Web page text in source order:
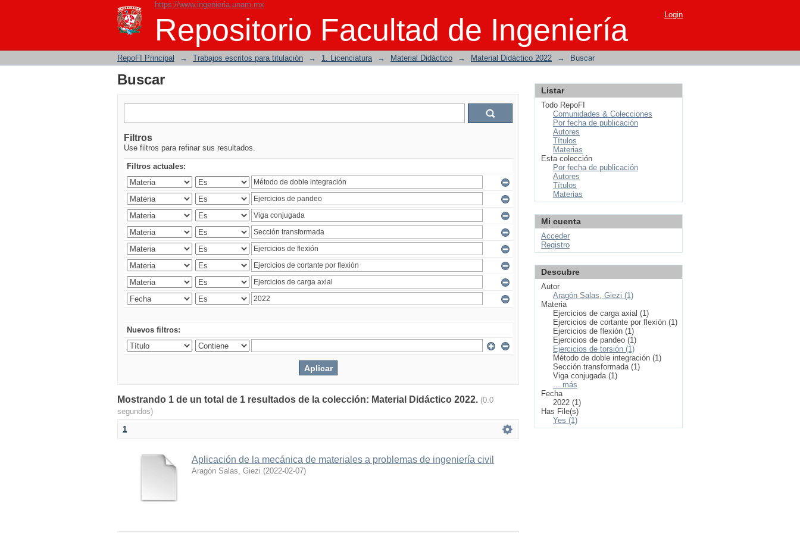
https://www.ingenieria.unam.mx
Repositorio Facultad de Ingeniería
Buscar Login
RepoFI Principal → Trabajos escritos para titulación → 1. Licenciatura → Material Didáctico → Material Didáctico 2022 → Buscar
Buscar
Filtros
Use filtros para refinar sus resultados.
Filtros actuales:
Nuevos filtros:
Mostrando 1 de un total de 1 resultados de la colección: Material Didáctico 2022. (0.0
segundos)
1
Aplicación de la mecánica de materiales a problemas de ingeniería civil
Aragón Salas, Giezi (2022-02-07)
Listar
Todo RepoFI
Comunidades & Colecciones
Por fecha de publicación
Autores
Títulos
Materias
Esta colección
Por fecha de publicación
Autores
Títulos
Materias
Mi cuenta
Acceder
Registro
Descubre
Autor
Aragón Salas, Giezi (1)
Materia
Ejercicios de carga axial (1)
Ejercicios de cortante por flexión (1)
Ejercicios de flexión (1)
Ejercicios de pandeo (1)
Ejercicios de torsión (1)
Método de doble integración (1)
Sección transformada (1)
Viga conjugada (1)
... más
Fecha
2022 (1)
Has File(s)
Yes (1)